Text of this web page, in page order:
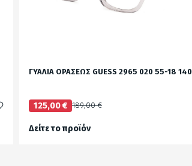
ΓΥΑΛΙΑ ΟΡΑΣΕΩΣ GUESS 2965 020 55-18 140
125,00 € 189,00 €
Δείτε το προϊόν